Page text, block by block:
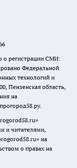
о регистрации СМИ:
Федеральной
технологий и
Пензенская область,
на
»
и читателями,
» на
о правах на